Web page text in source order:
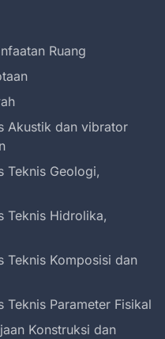
Ruang
Akustik dan vibrator
Teknis Geologi,
Teknis Hidrolika,
Teknis Komposisi dan
Teknis Parameter Fisikal
Konstruksi dan